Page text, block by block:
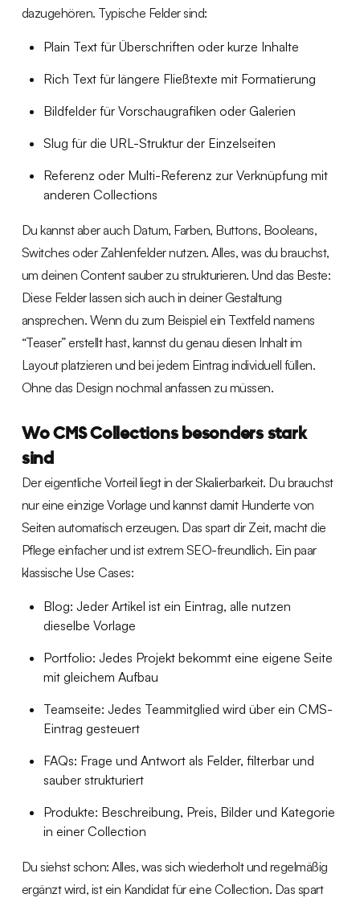
dazugehören. Typische Felder sind:
Plain Text für Überschriften oder kurze Inhalte
Rich Text für längere Fließtexte mit Formatierung
Bildfelder für Vorschaugrafiken oder Galerien
Slug für die URL-Struktur der Einzelseiten
Referenz oder Multi-Referenz zur Verknüpfung mit
anderen Collections
Du kannst aber auch Datum, Farben, Buttons, Booleans,
Switches oder Zahlenfelder nutzen. Alles, was du brauchst,
um deinen Content sauber zu strukturieren. Und das Beste:
Diese Felder lassen sich auch in deiner Gestaltung
ansprechen. Wenn du zum Beispiel ein Textfeld namens
“Teaser” erstellt hast, kannst du genau diesen Inhalt im
Layout platzieren und bei jedem Eintrag individuell füllen.
Ohne das Design nochmal anfassen zu müssen.
Wo CMS Collections besonders stark
sind
Der eigentliche Vorteil liegt in der Skalierbarkeit. Du brauchst
nur eine einzige Vorlage und kannst damit Hunderte von
Seiten automatisch erzeugen. Das spart dir Zeit, macht die
Pflege einfacher und ist extrem SEO-freundlich. Ein paar
klassische Use Cases:
Blog: Jeder Artikel ist ein Eintrag, alle nutzen
dieselbe Vorlage
Portfolio: Jedes Projekt bekommt eine eigene Seite
mit gleichem Aufbau
Teamseite: Jedes Teammitglied wird über ein CMS-
Eintrag gesteuert
FAQs: Frage und Antwort als Felder, filterbar und
sauber strukturiert
Produkte: Beschreibung, Preis, Bilder und Kategorie
in einer Collection
Du siehst schon: Alles, was sich wiederholt und regelmäßig
ergänzt wird, ist ein Kandidat für eine Collection. Das spart